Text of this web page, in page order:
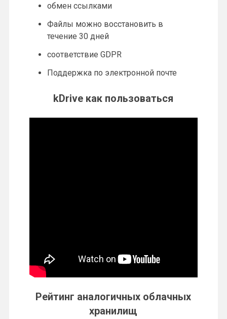
обмен ссылками
Файлы можно восстановить в
течение 30 дней
соответствие GDPR
Поддержка по электронной почте
kDrive как пользоваться
Рейтинг аналогичных облачных
хранилищ